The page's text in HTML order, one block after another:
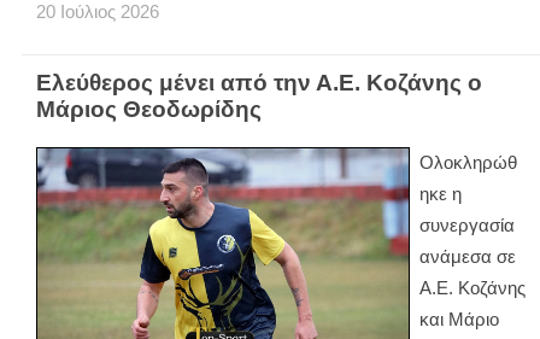
20 Ιούλιος 2026
Ελεύθερος μένει από την Α.Ε. Κοζάνης ο
Μάριος Θεοδωρίδης
Ολοκληρώθ
ηκε η
συνεργασία
ανάμεσα σε
Α.Ε. Κοζάνης
και Μάριο